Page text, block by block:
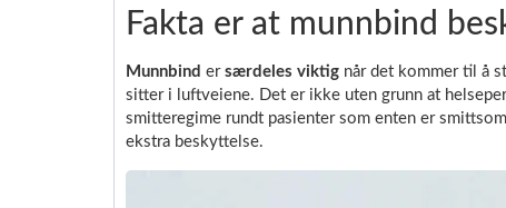
Fakta er at munnbind
Munnbind er særdeles viktig når det kommer til å
sitter i luftveiene. Det er ikke uten grunn at
smitteregime rundt pasienter som enten er
ekstra beskyttelse.